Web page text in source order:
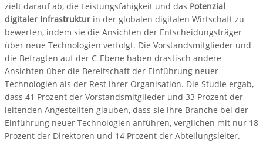
zielt darauf ab, die Leistungsfähigkeit und das Potenzial
digitaler Infrastruktur in der globalen digitalen Wirtschaft zu
bewerten, indem sie die Ansichten der Entscheidungsträger
über neue Technologien verfolgt. Die Vorstandsmitglieder und
die Befragten auf der C-Ebene haben drastisch andere
Ansichten über die Bereitschaft der Einführung neuer
Technologien als der Rest ihrer Organisation. Die Studie ergab,
dass 41 Prozent der Vorstandsmitglieder und 33 Prozent der
leitenden Angestellten glauben, dass sie ihre Branche bei der
Einführung neuer Technologien anführen, verglichen mit nur 18
Prozent der Direktoren und 14 Prozent der Abteilungsleiter.